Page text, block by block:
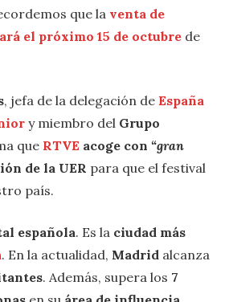
que la venta de
el próximo 15 de octubre de
, jefa de la delegación de España
y miembro del Grupo
que RTVE acoge con “gran
de la UER para que el festival
país.
española. Es la ciudad más
. En la actualidad, Madrid alcanza
. Además, supera los 7